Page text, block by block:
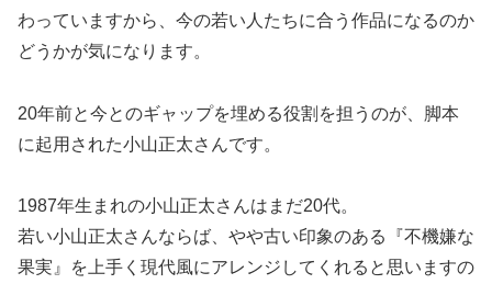
わっていますから、今の若い人たちに合う作品になるのか
どうかが気になります。
20年前と今とのギャップを埋める役割を担うのが、脚本
に起用された小山正太さんです。
1987年生まれの小山正太さんはまだ20代。
若い小山正太さんならば、やや古い印象のある『不機嫌な
果実』を上手く現代風にアレンジしてくれると思いますの